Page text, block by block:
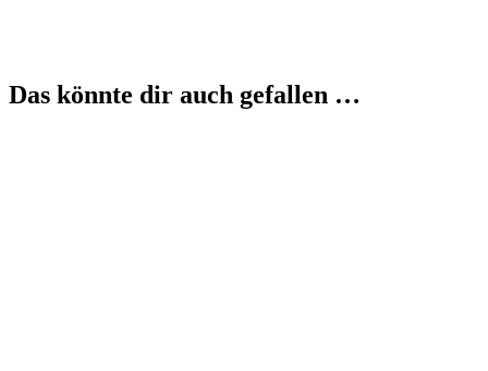
Das könnte dir auch gefallen …